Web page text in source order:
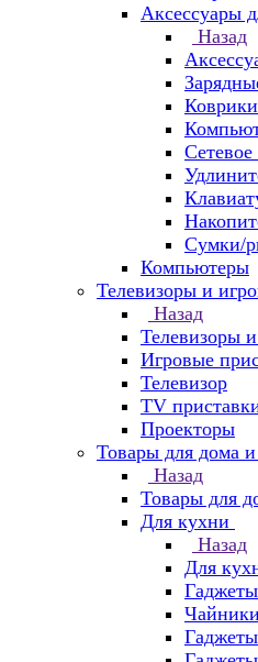
Аксессуары
Назад
Сумки/
Компьютеры
Телевизоры и
Назад
Телевизоры
Игровые
Телевизор
TV
Проекторы
Товары для дома
Назад
Товары для
Для кухни
Назад
Для